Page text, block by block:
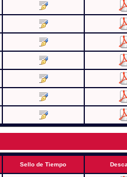
Sello de Tiempo